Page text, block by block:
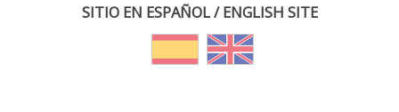
SITIO EN ESPAÑOL / ENGLISH SITE